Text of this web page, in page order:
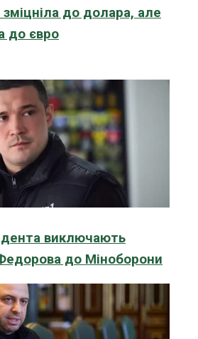
до долара, але
до євро
виключають
до Міноборони